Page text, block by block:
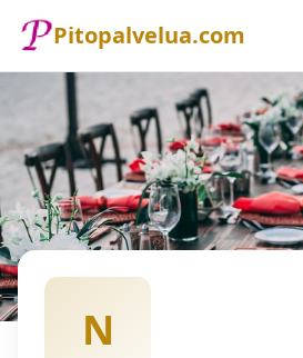
Pitopalvelua.com
Etusivu
Pitopalvelu
N